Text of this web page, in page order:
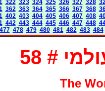
322 323 324 325 326 327 328
362 363 364 365 366 367 368
402 403 404 405 406 407 408
442 443 444 445 446 447 448
477 478 479 480 481 482 483 484
# 58
The